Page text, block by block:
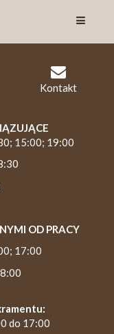
Kontakt
15:00; 19:00
OD PRACY
17:00
do 17:00